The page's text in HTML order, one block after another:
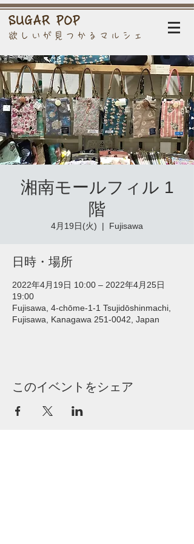
SUGAR POP
欲しいが見つかるマルシェ
湘南モールフィル 1
階
4月19日(火)
  |
Fujisawa
日時・場所
2022年4月19日 10:00 – 2022年4月25日
19:00
Fujisawa, 4-chōme-1-1 Tsujidōshinmachi,
Fujisawa, Kanagawa 251-0042, Japan
このイベントをシェア